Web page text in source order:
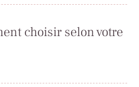
choisir selon votre